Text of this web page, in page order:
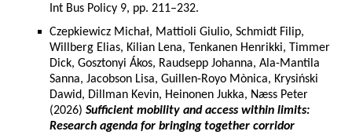
Int Bus Policy 9, pp. 211–232.
Czepkiewicz Michał, Mattioli Giulio, Schmidt Filip,
Willberg Elias, Kilian Lena, Tenkanen Henrikki, Timmer
Dick, Gosztonyi Ákos, Raudsepp Johanna, Ala-Mantila
Sanna, Jacobson Lisa, Guillen-Royo Mònica, Krysiński
Dawid, Dillman Kevin, Heinonen Jukka, Næss Peter
(2026) Sufficient mobility and access within limits:
Research agenda for bringing together corridor